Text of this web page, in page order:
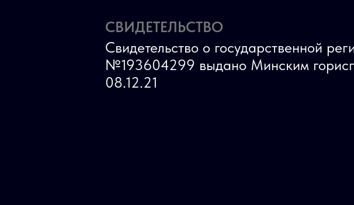
СВИДЕТЕЛЬСТВО
Свидетельство о государственной
№193604299 выдано Минским
08.12.21